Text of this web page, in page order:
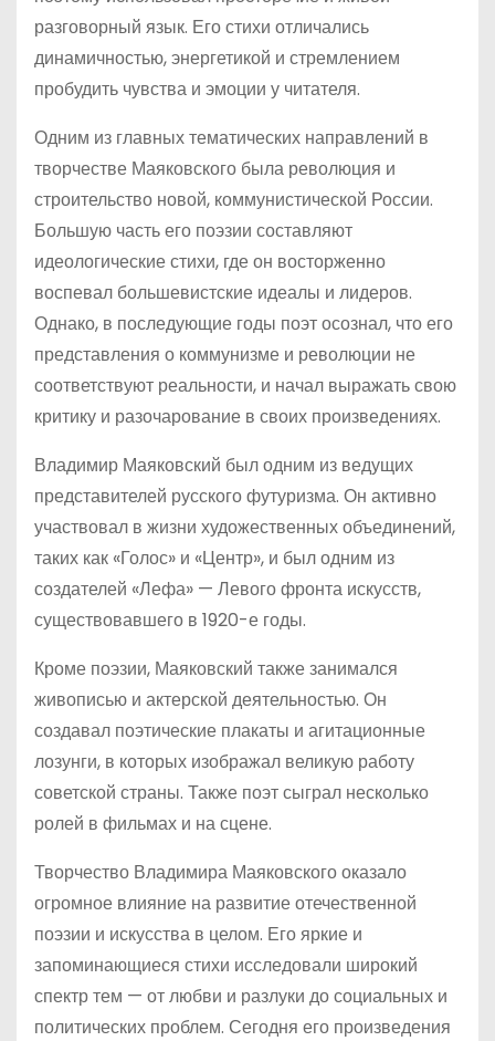
разговорный язык. Его стихи отличались
динамичностью, энергетикой и стремлением
пробудить чувства и эмоции у читателя.
Одним из главных тематических направлений в
творчестве Маяковского была революция и
строительство новой, коммунистической России.
Большую часть его поэзии составляют
идеологические стихи, где он восторженно
воспевал большевистские идеалы и лидеров.
Однако, в последующие годы поэт осознал, что его
представления о коммунизме и революции не
соответствуют реальности, и начал выражать свою
критику и разочарование в своих произведениях.
Владимир Маяковский был одним из ведущих
представителей русского футуризма. Он активно
участвовал в жизни художественных объединений,
таких как «Голос» и «Центр», и был одним из
создателей «Лефа» — Левого фронта искусств,
существовавшего в 1920-е годы.
Кроме поэзии, Маяковский также занимался
живописью и актерской деятельностью. Он
создавал поэтические плакаты и агитационные
лозунги, в которых изображал великую работу
советской страны. Также поэт сыграл несколько
ролей в фильмах и на сцене.
Творчество Владимира Маяковского оказало
огромное влияние на развитие отечественной
поэзии и искусства в целом. Его яркие и
запоминающиеся стихи исследовали широкий
спектр тем — от любви и разлуки до социальных и
политических проблем. Сегодня его произведения